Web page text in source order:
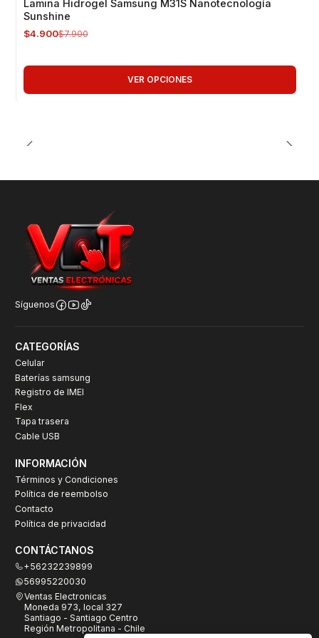
Lamina Hidrogel Samsung M31S Nanotecnología
Sunshine
$4.900$7.900
VER OPCIONES
Síguenos
CATEGORÍAS
Celular
Baterías samsung
Registro de IMEI
Flex
Tapa trasera
Cable USB
INFORMACIÓN
Términos y Condiciones
Política de reembolso
Contacto
Política de privacidad
CONTÁCTANOS
+56232239899
56995220030
Ventas Electronicas
Moneda 973, local 327
Santiago - Santiago Centro
Región Metropolitana - Chile